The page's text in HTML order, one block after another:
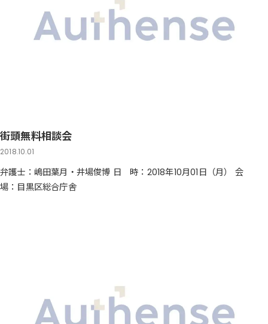
街頭無料相談会
2018.10.01
弁護士：嶋田葉月・井場俊博 日 時：2018年10月01日（月） 会
場：目黒区総合庁舎